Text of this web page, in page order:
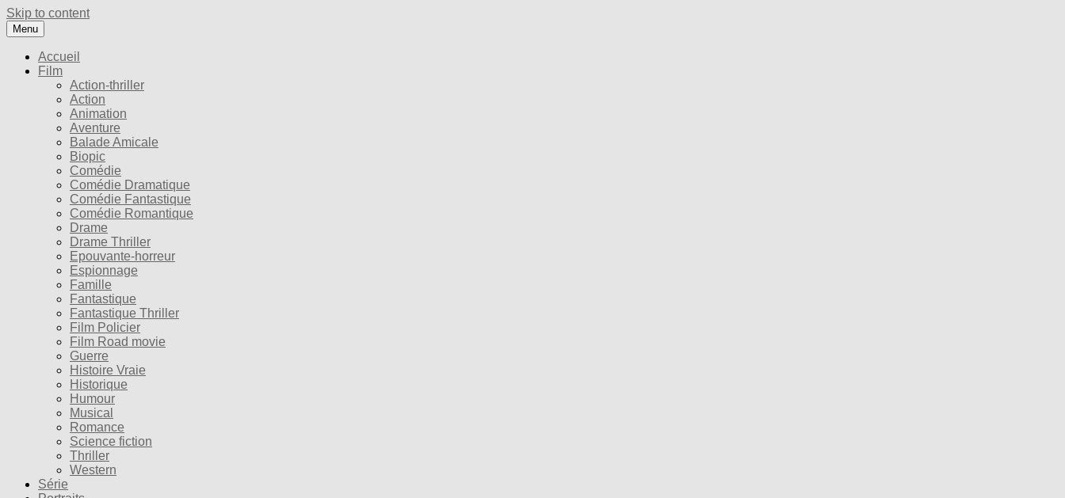
Skip to content
Menu
Accueil
Film
Action-thriller
Action
Animation
Aventure
Balade Amicale
Biopic
Comédie
Comédie Dramatique
Comédie Fantastique
Comédie Romantique
Drame
Drame Thriller
Epouvante-horreur
Espionnage
Famille
Fantastique
Fantastique Thriller
Film Policier
Film Road movie
Guerre
Histoire Vraie
Historique
Humour
Musical
Romance
Science fiction
Thriller
Western
Série